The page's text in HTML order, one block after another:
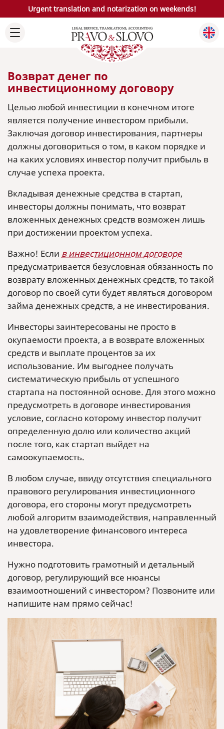
Urgent translation and notarization on weekends!
Возврат денег по
инвестиционному договору
Целью любой инвестиции в конечном итоге
является получение инвестором прибыли.
Заключая договор инвестирования, партнеры
должны договориться о том, в каком порядке и
на каких условиях инвестор получит прибыль в
случае успеха проекта.
Вкладывая денежные средства в стартап,
инвесторы должны понимать, что возврат
вложенных денежных средств возможен лишь
при достижении проектом успеха.
Важно! Если в инвестиционном договоре
предусматривается безусловная обязанность по
возврату вложенных денежных средств, то такой
договор по своей сути будет являться договором
займа денежных средств, а не инвестирования.
Инвесторы заинтересованы не просто в
окупаемости проекта, а в возврате вложенных
средств и выплате процентов за их
использование. Им выгоднее получать
систематическую прибыль от успешного
стартапа на постоянной основе. Для этого можно
предусмотреть в договоре инвестирования
условие, согласно которому инвестор получит
определенную долю или количество акций
после того, как стартап выйдет на
самоокупаемость.
В любом случае, ввиду отсутствия специального
правового регулирования инвестиционного
договора, его стороны могут предусмотреть
любой алгоритм взаимодействия, направленный
на удовлетворение финансового интереса
инвестора.
Нужно подготовить грамотный и детальный
договор, регулирующий все нюансы
взаимоотношений с инвестором? Позвоните или
напишите нам прямо сейчас!